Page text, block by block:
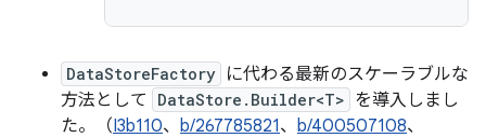
DataStoreFactory に代わる最新のスケーラブルな
方法として
DataStore.Builder<T> を導入しまし
た。（I3b110、 b/267785821、 b/400507108、